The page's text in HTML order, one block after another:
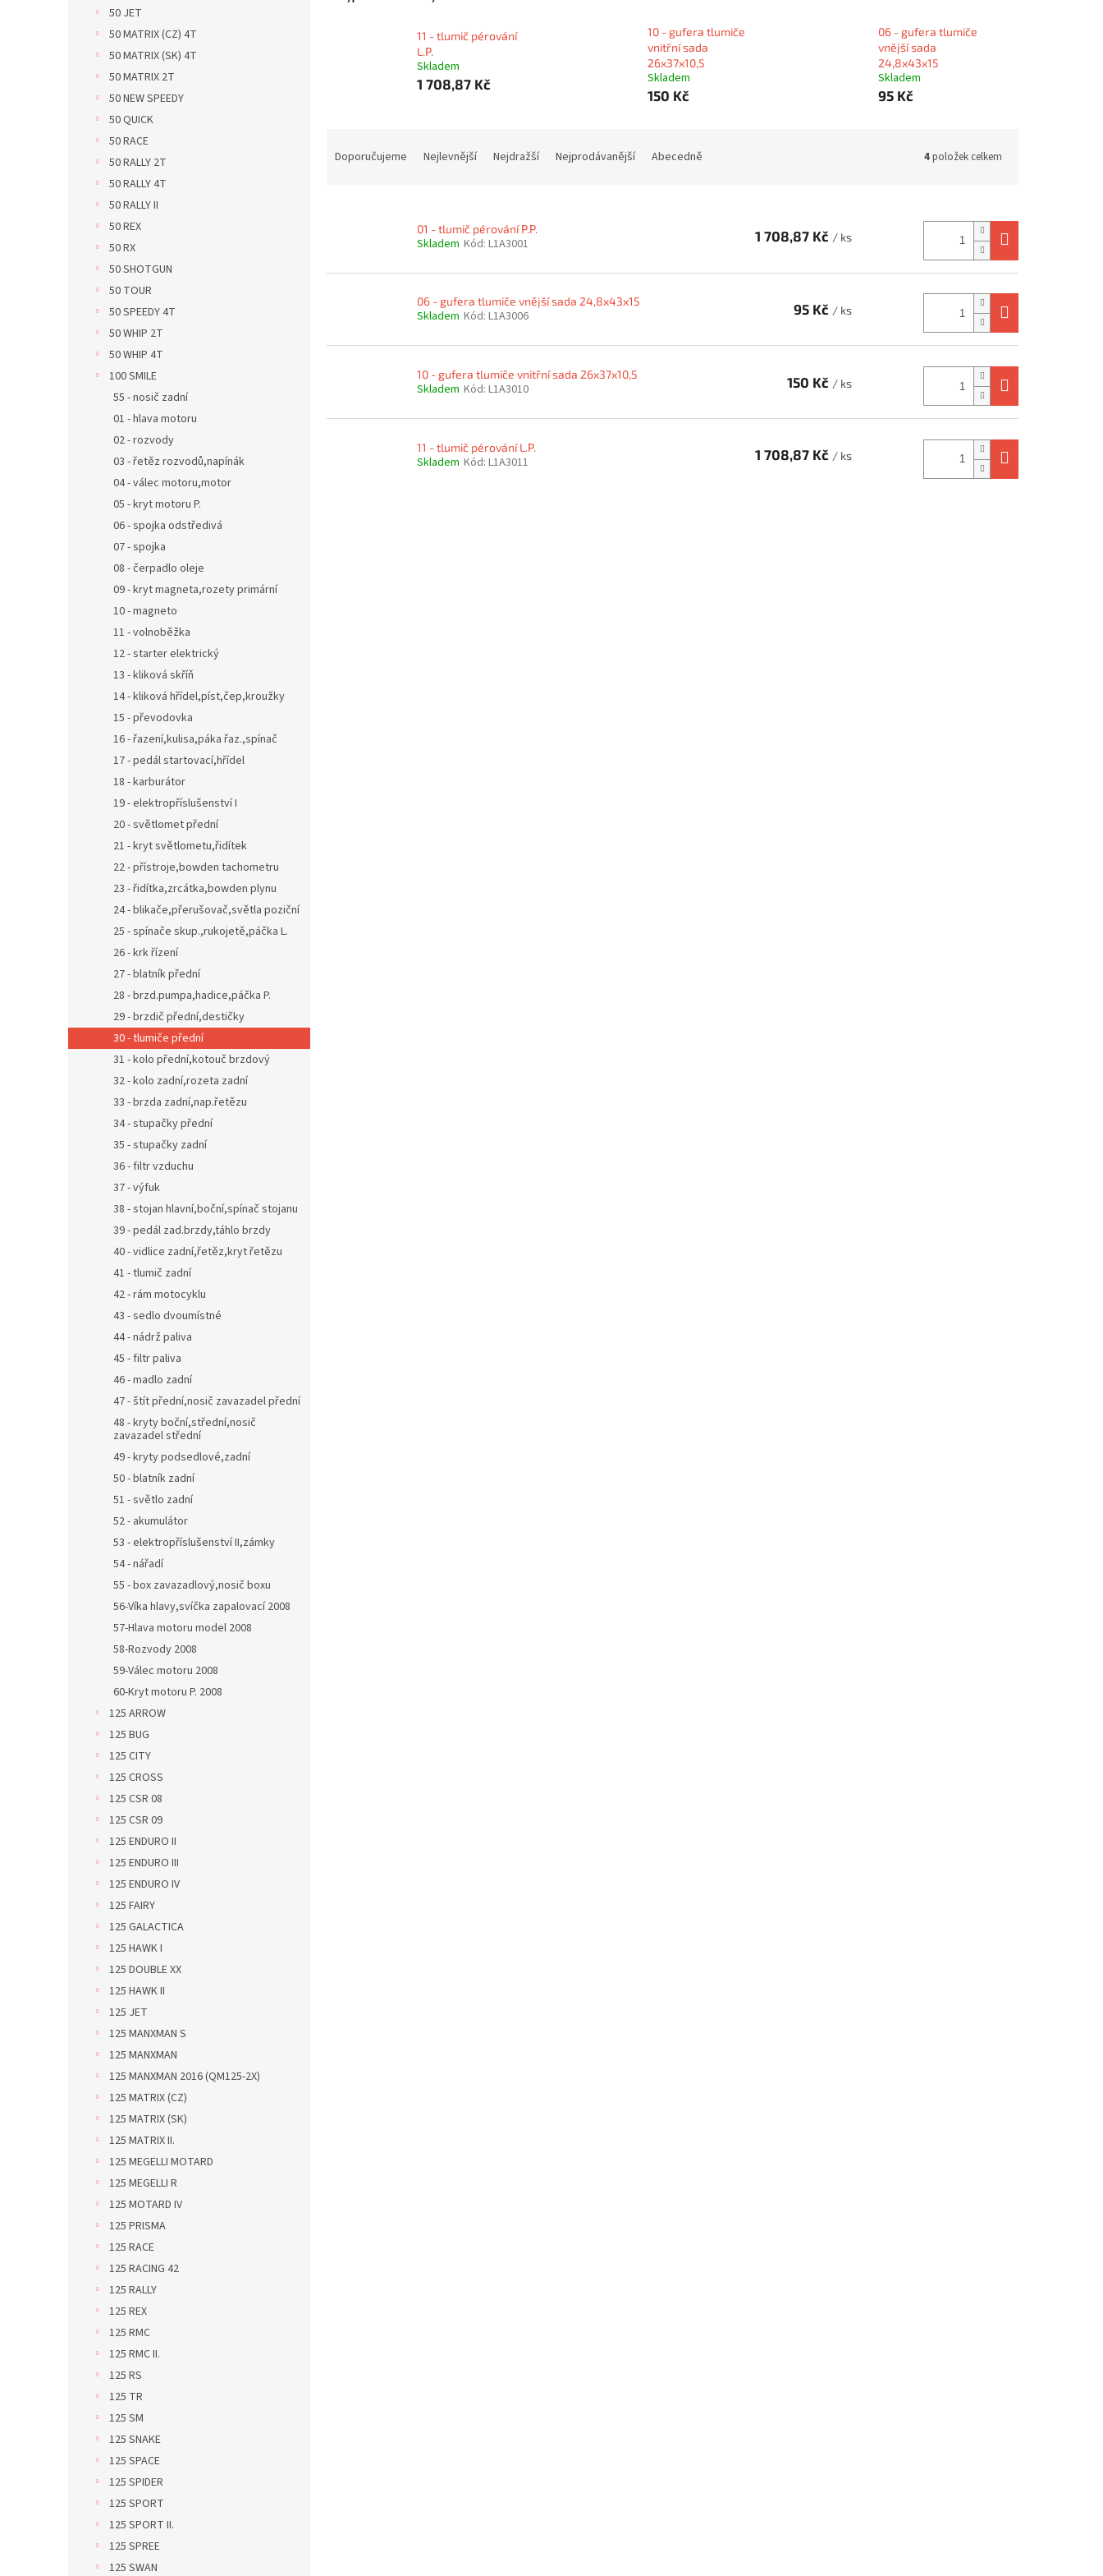
50 JET
50 MATRIX (CZ) 4T
50 MATRIX (SK) 4T
50 MATRIX 2T
50 NEW SPEEDY
50 QUICK
50 RACE
50 RALLY 2T
50 RALLY 4T
50 RALLY II
50 REX
50 RX
50 SHOTGUN
50 TOUR
50 SPEEDY 4T
50 WHIP 2T
50 WHIP 4T
100 SMILE
55 - nosič zadní
01 - hlava motoru
02 - rozvody
03 - řetěz rozvodů,napínák
04 - válec motoru,motor
05 - kryt motoru P.
06 - spojka odstředivá
07 - spojka
08 - čerpadlo oleje
09 - kryt magneta,rozety primární
10 - magneto
11 - volnoběžka
12 - starter elektrický
13 - kliková skříň
14 - kliková hřídel,píst,čep,kroužky
15 - převodovka
16 - řazení,kulisa,páka řaz.,spínač
17 - pedál startovací,hřídel
18 - karburátor
19 - elektropříslušenství I
20 - světlomet přední
21 - kryt světlometu,řidítek
22 - přístroje,bowden tachometru
23 - řidítka,zrcátka,bowden plynu
24 - blikače,přerušovač,světla poziční
25 - spínače skup.,rukojetě,páčka L.
26 - krk řízení
27 - blatník přední
28 - brzd.pumpa,hadice,páčka P.
29 - brzdič přední,destičky
30 - tlumiče přední
31 - kolo přední,kotouč brzdový
32 - kolo zadní,rozeta zadní
33 - brzda zadní,nap.řetězu
34 - stupačky přední
35 - stupačky zadní
36 - filtr vzduchu
37 - výfuk
38 - stojan hlavní,boční,spínač stojanu
39 - pedál zad.brzdy,táhlo brzdy
40 - vidlice zadní,řetěz,kryt řetězu
41 - tlumič zadní
42 - rám motocyklu
43 - sedlo dvoumístné
44 - nádrž paliva
45 - filtr paliva
46 - madlo zadní
47 - štít přední,nosič zavazadel přední
48 - kryty boční,střední,nosič
zavazadel střední
49 - kryty podsedlové,zadní
50 - blatník zadní
51 - světlo zadní
52 - akumulátor
53 - elektropříslušenství II,zámky
54 - nářadí
55 - box zavazadlový,nosič boxu
56-Víka hlavy,svíčka zapalovací 2008
57-Hlava motoru model 2008
58-Rozvody 2008
59-Válec motoru 2008
60-Kryt motoru P. 2008
125 ARROW
125 BUG
125 CITY
125 CROSS
125 CSR 08
125 CSR 09
125 ENDURO II
125 ENDURO III
125 ENDURO IV
125 FAIRY
125 GALACTICA
125 HAWK I
125 DOUBLE XX
125 HAWK II
125 JET
125 MANXMAN S
125 MANXMAN
125 MANXMAN 2016 (QM125-2X)
125 MATRIX (CZ)
125 MATRIX (SK)
125 MATRIX II.
125 MEGELLI MOTARD
125 MEGELLI R
125 MOTARD IV
125 PRISMA
125 RACE
125 RACING 42
125 RALLY
125 REX
125 RMC
125 RMC II.
125 RS
125 TR
125 SM
125 SNAKE
125 SPACE
125 SPIDER
125 SPORT
125 SPORT II.
125 SPREE
125 SWAN
11 - tlumič pérování
L.P.
Skladem
1 708,87 Kč
10 - gufera tlumiče
vnitřní sada
26x37x10,5
Skladem
150 Kč
06 - gufera tlumiče
vnější sada
24,8x43x15
Skladem
95 Kč
Doporučujeme Nejlevnější Nejdražší Nejprodávanější Abecedně 4položek celkem
ů
01 - tlumič pérování P.P.
Skladem Kód: L1A3001 1 708,87 Kč / ks
06 - gufera tlumiče vnější sada 24,8x43x15
Skladem Kód: L1A3006 95 Kč / ks
10 - gufera tlumiče vnitřní sada 26x37x10,5
Skladem Kód: L1A3010 150 Kč / ks
11 - tlumič pérování L.P.
Skladem Kód: L1A3011 1 708,87 Kč / ks